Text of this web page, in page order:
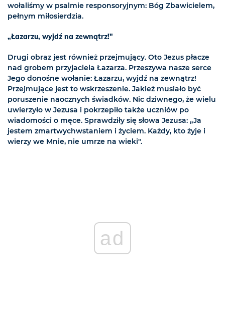
wołaliśmy w psalmie responsoryjnym: Bóg Zbawicielem,
pełnym miłosierdzia.
„Łazarzu, wyjdź na zewnątrz!"
Drugi obraz jest również przejmujący. Oto Jezus płacze
nad grobem przyjaciela Łazarza. Przeszywa nasze serce
Jego donośne wołanie: Łazarzu, wyjdź na zewnątrz!
Przejmujące jest to wskrzeszenie. Jakież musiało być
poruszenie naocznych świadków. Nic dziwnego, że wielu
uwierzyło w Jezusa i pokrzepiło także uczniów po
wiadomości o męce. Sprawdziły się słowa Jezusa: „Ja
jestem zmartwychwstaniem i życiem. Każdy, kto żyje i
wierzy we Mnie, nie umrze na wieki".
ad